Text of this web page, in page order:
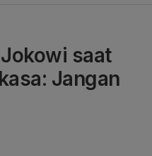
saat
Jangan